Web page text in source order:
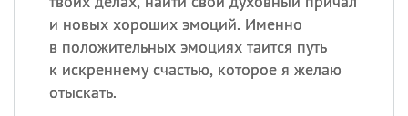
и новых хороших эмоций. Именно
в положительных эмоциях таится путь
к искреннему счастью, которое я желаю
отыскать.
Анатолий, Афанасий,
,Еще